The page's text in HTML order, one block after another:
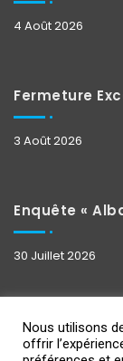
4 Août 2026
Fermeture
3 Août 2026
Enquête «
30 Juillet 2026
Nous utilisons
offrir